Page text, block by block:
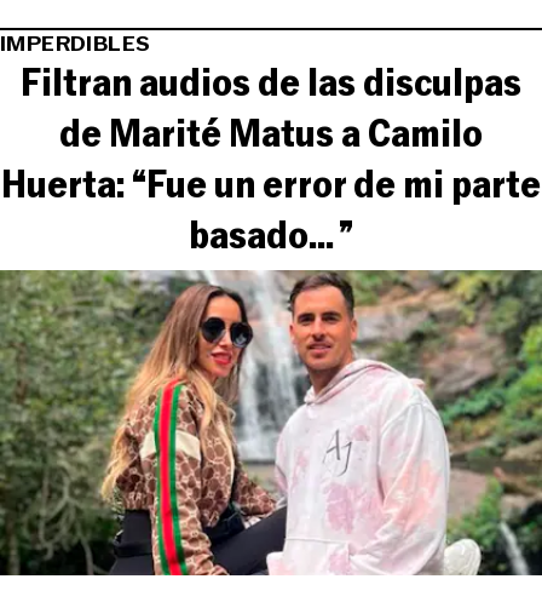
IMPERDIBLES
Filtran audios de las disculpas
de Marité Matus a Camilo
Huerta: “Fue un error de mi parte
basado... ”